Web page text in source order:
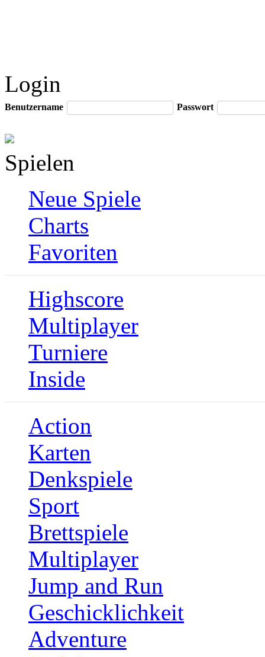
Login
Benutzername Passwort
Spielen
Neue Spiele
Charts
Favoriten
Highscore
Multiplayer
Turniere
Inside
Action
Karten
Denkspiele
Sport
Brettspiele
Multiplayer
Jump and Run
Geschicklichkeit
Adventure